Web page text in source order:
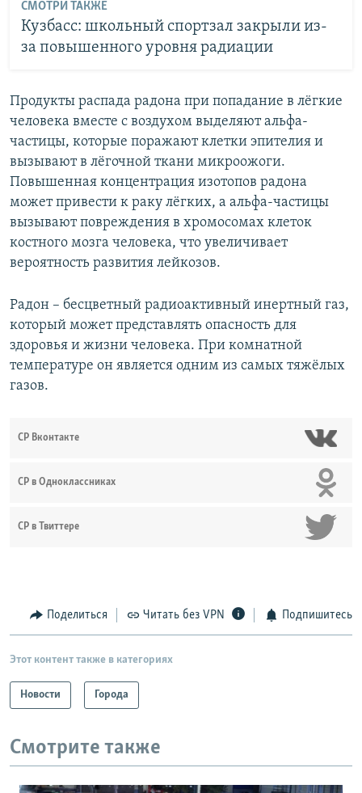
СМОТРИ ТАКЖЕ
Кузбасс: школьный спортзал закрыли из-
за повышенного уровня радиации
Продукты распада радона при попадание в лёгкие
человека вместе с воздухом выделяют альфа-
частицы, которые поражают клетки эпителия и
вызывают в лёгочной ткани микроожоги.
Повышенная концентрация изотопов радона
может привести к раку лёгких, а альфа-частицы
вызывают повреждения в хромосомах клеток
костного мозга человека, что увеличивает
вероятность развития лейкозов.
Радон – бесцветный радиоактивный инертный газ,
который может представлять опасность для
здоровья и жизни человека. При комнатной
температуре он является одним из самых тяжёлых
газов.
СР Вконтакте
СР в Одноклассниках
СР в Твиттере
Поделиться Читать без VPN Подпишитесь
Этот контент также в категориях
Новости Города
Смотрите также